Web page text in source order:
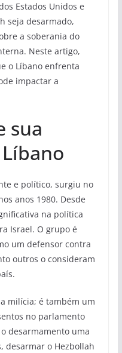
Estados Unidos e
seja desarmado,
a soberania do
Neste artigo,
o Líbano enfrenta
impactar a
sua
e político, surgiu no
anos 1980. Desde
na política
Israel. O grupo é
um defensor contra
outros o consideram
milícia; é também um
no parlamento
desarmamento uma
desarmar o Hezbollah